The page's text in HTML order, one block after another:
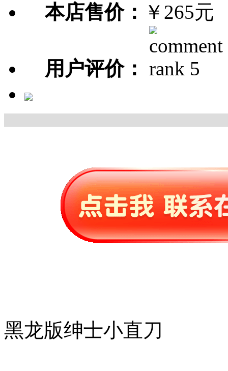
本店售价： ￥265元
用户评价：
黑龙版绅士小直刀